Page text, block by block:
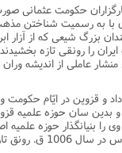
حکومت عثمانى
به رسمیت شناختن
بزرگ شیعى که از آزار
را رونقى تازه بخشیدند.
1032 یا 1035 ق.) و شیخ على منشار
ایران قرار داد و قزوین در
و بدین سان حوزه علمیه
را بنیانگذار حوزه
اى یافت.